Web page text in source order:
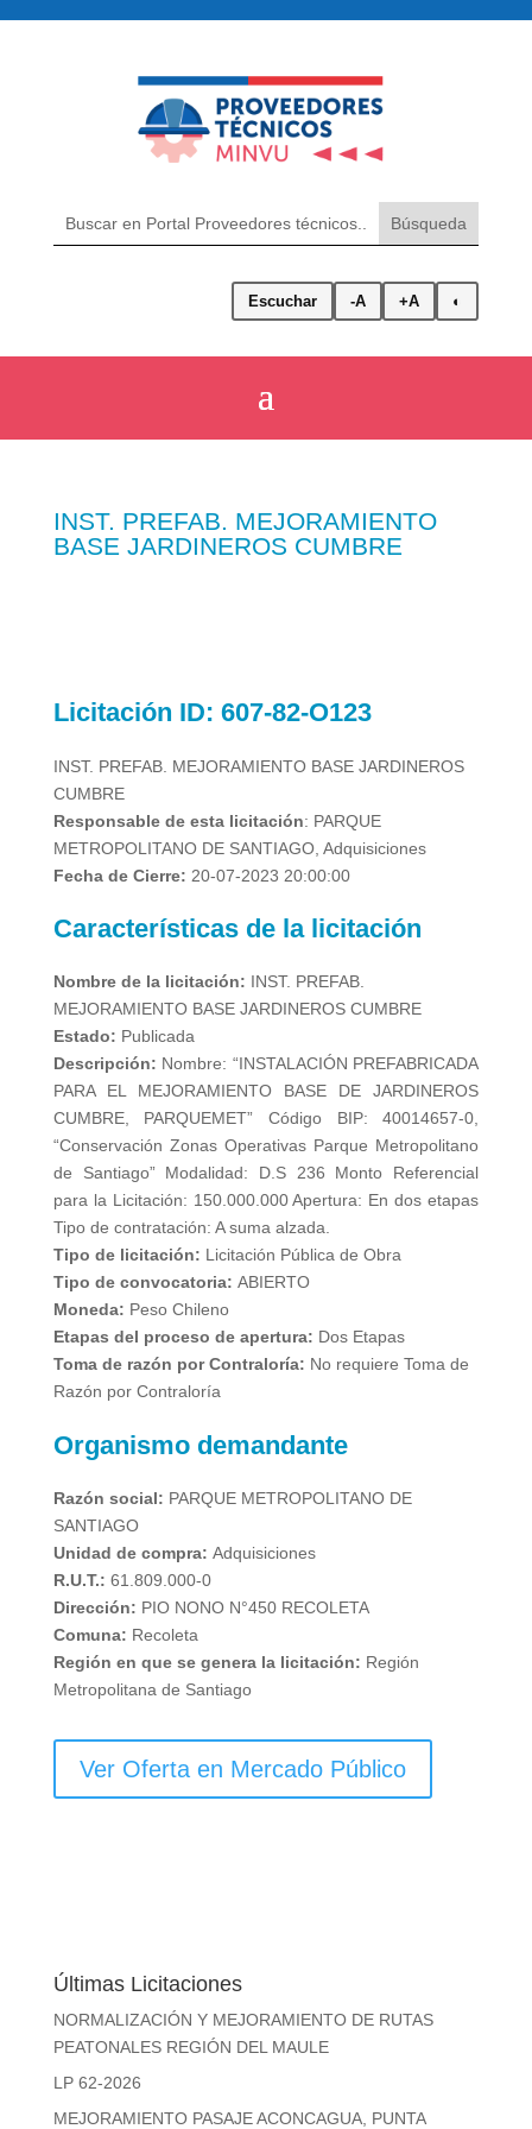
Escuchar -A +A ◐
INST. PREFAB. MEJORAMIENTO
BASE JARDINEROS CUMBRE
Licitación ID: 607-82-O123
INST. PREFAB. MEJORAMIENTO BASE JARDINEROS
CUMBRE
Responsable de esta licitación: PARQUE
METROPOLITANO DE SANTIAGO, Adquisiciones
Fecha de Cierre: 20-07-2023 20:00:00
Características de la licitación
Nombre de la licitación: INST. PREFAB.
MEJORAMIENTO BASE JARDINEROS CUMBRE
Estado: Publicada
Descripción: Nombre: “INSTALACIÓN PREFABRICADA
PARA EL MEJORAMIENTO BASE DE JARDINEROS
CUMBRE, PARQUEMET” Código BIP: 40014657-0,
“Conservación Zonas Operativas Parque Metropolitano
de Santiago” Modalidad: D.S 236 Monto Referencial
para la Licitación: 150.000.000 Apertura: En dos etapas
Tipo de contratación: A suma alzada.
Tipo de licitación: Licitación Pública de Obra
Tipo de convocatoria: ABIERTO
Moneda: Peso Chileno
Etapas del proceso de apertura: Dos Etapas
Toma de razón por Contraloría: No requiere Toma de
Razón por Contraloría
Organismo demandante
Razón social: PARQUE METROPOLITANO DE
SANTIAGO
Unidad de compra: Adquisiciones
R.U.T.: 61.809.000-0
Dirección: PIO NONO N°450 RECOLETA
Comuna: Recoleta
Región en que se genera la licitación: Región
Metropolitana de Santiago
Ver Oferta en Mercado Público
Últimas Licitaciones
NORMALIZACIÓN Y MEJORAMIENTO DE RUTAS
PEATONALES REGIÓN DEL MAULE
LP 62-2026
MEJORAMIENTO PASAJE ACONCAGUA, PUNTA